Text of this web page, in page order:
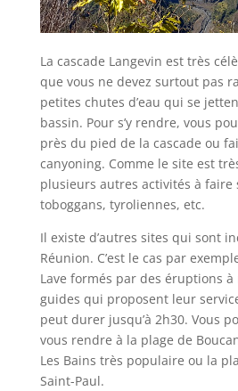
La cascade Langevin est très
que vous ne devez surtout pas
petites chutes d’eau qui se
bassin. Pour s’y rendre, vous
près du pied de la cascade ou
canyoning. Comme le site est
plusieurs autres activités à faire
toboggans, tyroliennes, etc.
Il existe d’autres sites qui sont
Réunion. C’est le cas par
Lave formés par des éruptions
guides qui proposent leur
peut durer jusqu’à 2h30. Vous
vous rendre à la plage de
Les Bains très populaire ou la
Saint-Paul.